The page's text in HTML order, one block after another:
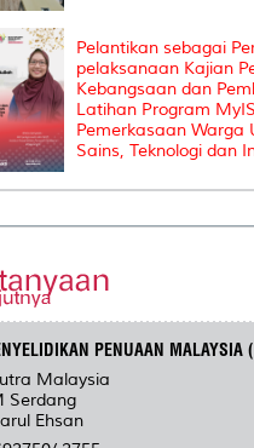
Pelantikan sebagai
pelaksanaan Kajian
Kebangsaan dan
Latihan Program
Pemerkasaan Warga
Sains, Teknologi dan
PENUAAN
Malaysia
Serdang
Ehsan